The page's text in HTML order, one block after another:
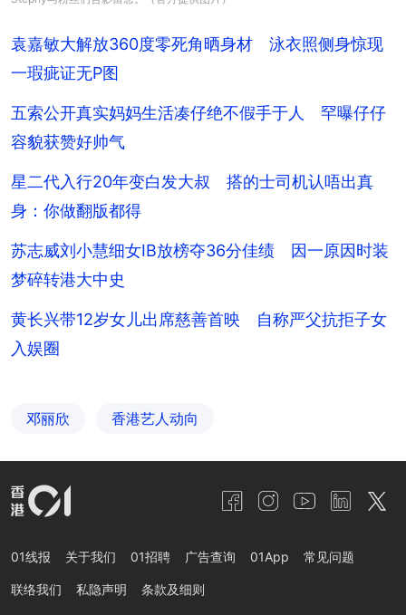
袁嘉敏大解放360度零死角晒身材 泳衣照侧身惊现
一瑕疵证无P图
五索公开真实妈妈生活凑仔绝不假手于人 罕曝仔仔
容貌获赞好帅气
星二代入行20年变白发大叔 搭的士司机认唔出真
身：你做翻版都得
苏志威刘小慧细女IB放榜夺36分佳绩 因一原因时装
梦碎转港大中史
黄长兴带12岁女儿出席慈善首映 自称严父抗拒子女
入娱圈
邓丽欣 香港艺人动向
01线报 关于我们 01招聘 广告查询 01App 常见问题
联络我们 私隐声明 条款及细则